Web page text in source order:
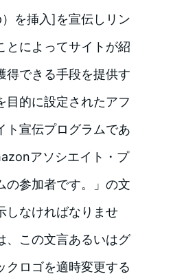
を挿入]を宣伝しリン
とによってサイトが紹
得できる手段を提供す
目的に設定されたアフ
ト宣伝プログラムであ
アソシエイト・プ
の参加者です。」の文
しなければなりませ
、この文言あるいはグ
クロゴを適時変更する